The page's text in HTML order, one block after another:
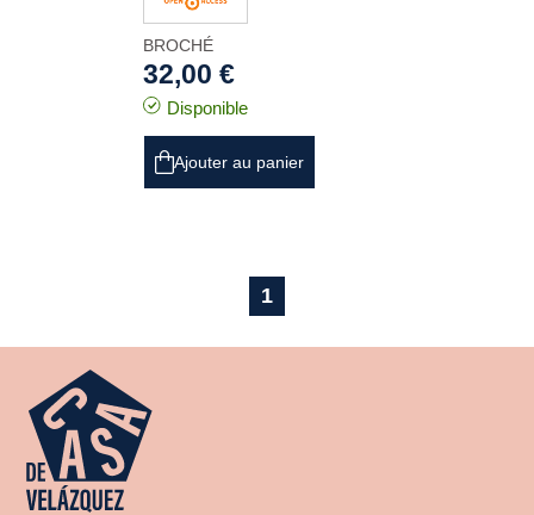
BROCHÉ
32,00 €
Disponible
Ajouter au panier
1